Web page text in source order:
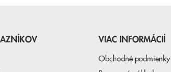
VIAC INFORMÁCIÍ
Obchodné podmienky